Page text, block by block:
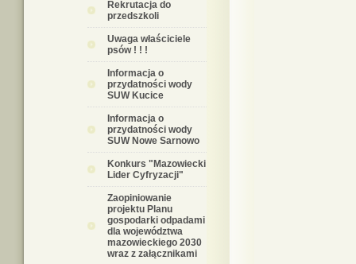
Rekrutacja do
przedszkoli
Uwaga właściciele
psów ! ! !
Informacja o
przydatności wody
SUW Kucice
Informacja o
przydatności wody
SUW Nowe Sarnowo
Konkurs "Mazowiecki
Lider Cyfryzacji"
Zaopiniowanie
projektu Planu
gospodarki odpadami
dla województwa
mazowieckiego 2030
wraz z załącznikami